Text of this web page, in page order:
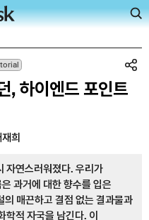
, 하이엔드 포인트
자연스러워졌다. 우리가
과거에 대한 향수를 입은
매끈하고 결점 없는 결과물과
학적 자국을 남긴다. 이
희